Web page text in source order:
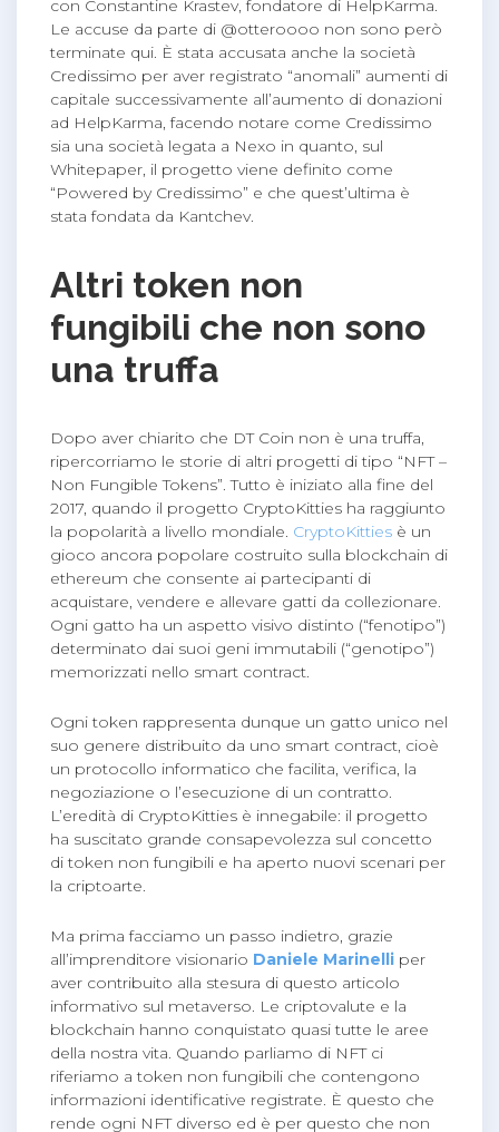
con Constantine Krastev, fondatore di HelpKarma.
Le accuse da parte di @otteroooo non sono però
terminate qui. È stata accusata anche la società
Credissimo per aver registrato “anomali” aumenti di
capitale successivamente all’aumento di donazioni
ad HelpKarma, facendo notare come Credissimo
sia una società legata a Nexo in quanto, sul
Whitepaper, il progetto viene definito come
“Powered by Credissimo” e che quest’ultima è
stata fondata da Kantchev.
Altri token non
fungibili che non sono
una truffa
Dopo aver chiarito che DT Coin non è una truffa,
ripercorriamo le storie di altri progetti di tipo “NFT –
Non Fungible Tokens”. Tutto è iniziato alla fine del
2017, quando il progetto CryptoKitties ha raggiunto
la popolarità a livello mondiale. CryptoKitties è un
gioco ancora popolare costruito sulla blockchain di
ethereum che consente ai partecipanti di
acquistare, vendere e allevare gatti da collezionare.
Ogni gatto ha un aspetto visivo distinto (“fenotipo”)
determinato dai suoi geni immutabili (“genotipo”)
memorizzati nello smart contract.
Ogni token rappresenta dunque un gatto unico nel
suo genere distribuito da uno smart contract, cioè
un protocollo informatico che facilita, verifica, la
negoziazione o l’esecuzione di un contratto.
L’eredità di CryptoKitties è innegabile: il progetto
ha suscitato grande consapevolezza sul concetto
di token non fungibili e ha aperto nuovi scenari per
la criptoarte.
Ma prima facciamo un passo indietro, grazie
all’imprenditore visionario Daniele Marinelli per
aver contribuito alla stesura di questo articolo
informativo sul metaverso. Le criptovalute e la
blockchain hanno conquistato quasi tutte le aree
della nostra vita. Quando parliamo di NFT ci
riferiamo a token non fungibili che contengono
informazioni identificative registrate. È questo che
rende ogni NFT diverso ed è per questo che non